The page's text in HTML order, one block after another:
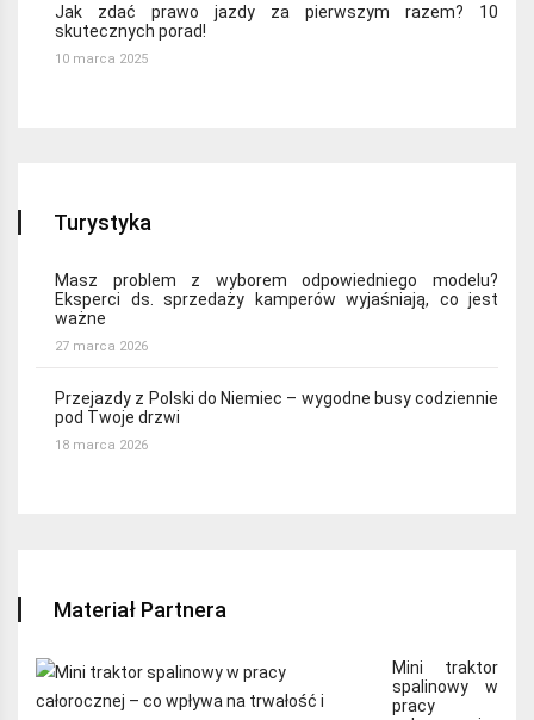
Jak zdać prawo jazdy za pierwszym razem? 10
skutecznych porad!
10 marca 2025
Turystyka
Masz problem z wyborem odpowiedniego modelu?
Eksperci ds. sprzedaży kamperów wyjaśniają, co jest
ważne
27 marca 2026
Przejazdy z Polski do Niemiec – wygodne busy codziennie
pod Twoje drzwi
18 marca 2026
Materiał Partnera
Mini traktor
spalinowy w
pracy